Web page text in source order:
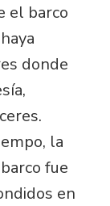
el barco
donde
la
fue
en